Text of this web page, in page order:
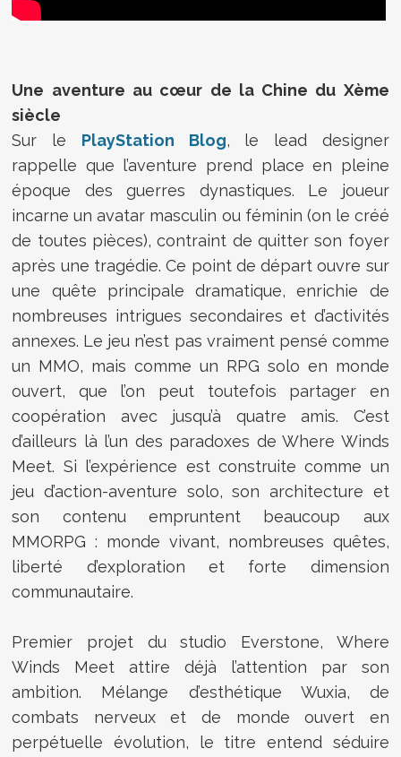
Une aventure au cœur de la Chine du Xème
siècle
Sur le PlayStation Blog, le lead designer
rappelle que l’aventure prend place en pleine
époque des guerres dynastiques. Le joueur
incarne un avatar masculin ou féminin (on le créé
de toutes pièces), contraint de quitter son foyer
après une tragédie. Ce point de départ ouvre sur
une quête principale dramatique, enrichie de
nombreuses intrigues secondaires et d’activités
annexes. Le jeu n’est pas vraiment pensé comme
un MMO, mais comme un RPG solo en monde
ouvert, que l’on peut toutefois partager en
coopération avec jusqu’à quatre amis. C’est
d’ailleurs là l’un des paradoxes de Where Winds
Meet. Si l’expérience est construite comme un
jeu d’action-aventure solo, son architecture et
son contenu empruntent beaucoup aux
MMORPG : monde vivant, nombreuses quêtes,
liberté d’exploration et forte dimension
communautaire.
Premier projet du studio Everstone, Where
Winds Meet attire déjà l’attention par son
ambition. Mélange d’esthétique Wuxia, de
combats nerveux et de monde ouvert en
perpétuelle évolution, le titre entend séduire